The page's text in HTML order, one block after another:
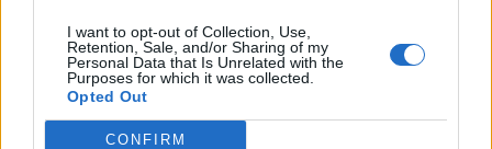
I want to opt-out of Collection, Use,
Retention, Sale, and/or Sharing of my
Personal Data that Is Unrelated with the
Purposes for which it was collected.
Opted Out
CONFIRM
Këmbimi valutor/ Me sa
blihen e shiten dollari dhe
euro, çfarë ndodh me
monedhat e tjera
Sot dita e 69-të e
protestës, qytetarët nuk
ndalen, të vendosur deri